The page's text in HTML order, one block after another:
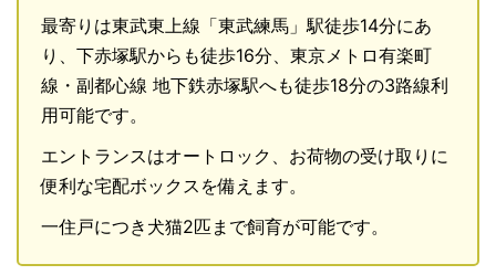
最寄りは東武東上線「東武練馬」駅徒歩14分にあ
り、下赤塚駅からも徒歩16分、東京メトロ有楽町
線・副都心線 地下鉄赤塚駅へも徒歩18分の3路線利
用可能です。
エントランスはオートロック、お荷物の受け取りに
便利な宅配ボックスを備えます。
一住戸につき犬猫2匹まで飼育が可能です。